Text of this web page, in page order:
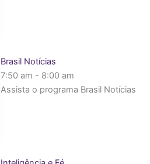
Brasil Notícias
7:50 am - 8:00 am
Assista o programa Brasil Notícias